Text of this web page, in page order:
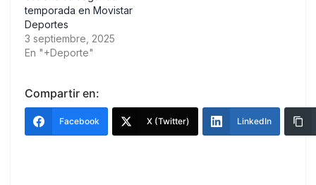
temporada en Movistar
Deportes
3 septiembre, 2025
En "+Deporte"
Compartir en:
Facebook X (Twitter) LinkedIn